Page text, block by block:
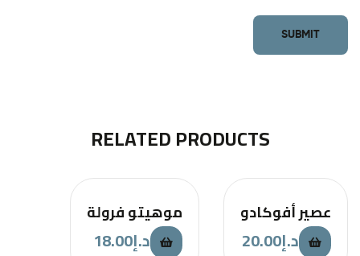
RELATED PRODUCTS
عصير أفوكادو
د.إ20.00
موهيتو فرولة
د.إ18.00